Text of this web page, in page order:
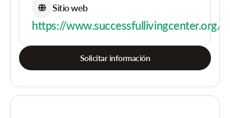
Sitio web
https://www.successfullivingcenter.org/
Solicitar información